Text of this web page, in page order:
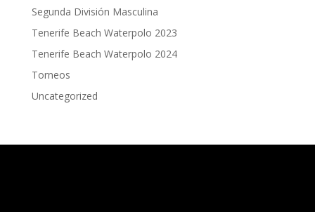
Segunda División Masculina
Tenerife Beach Waterpolo 2023
Tenerife Beach Waterpolo 2024
Torneos
Uncategorized